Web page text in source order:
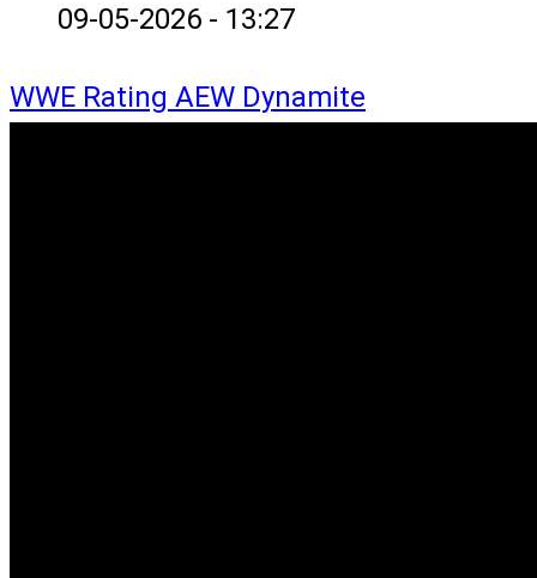
09-05-2026 - 13:27
WWE Rating AEW Dynamite